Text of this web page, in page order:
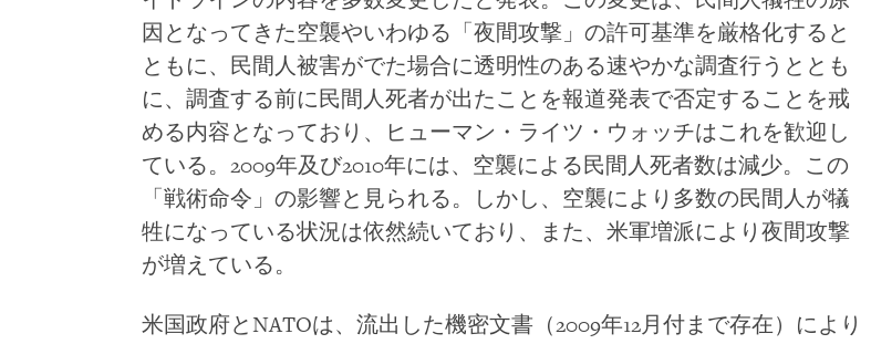
因となってきた空襲やいわゆる「夜間攻撃」の許可基準を厳格化すると
ともに、民間人被害がでた場合に透明性のある速やかな調査行うととも
に、調査する前に民間人死者が出たことを報道発表で否定することを戒
める内容となっており、ヒューマン・ライツ・ウォッチはこれを歓迎し
ている。2009年及び2010年には、空襲による民間人死者数は減少。この
「戦術命令」の影響と見られる。しかし、空襲により多数の民間人が犠
牲になっている状況は依然続いており、また、米軍増派により夜間攻撃
が増えている。
米国政府とNATOは、流出した機密文書（2009年12月付まで存在）により